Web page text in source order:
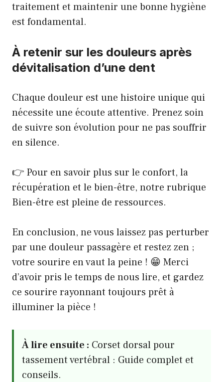
traitement et maintenir une bonne hygiène
est fondamental.
À retenir sur les douleurs après
dévitalisation d’une dent
Chaque douleur est une histoire unique qui
nécessite une écoute attentive. Prenez soin
de suivre son évolution pour ne pas souffrir
en silence.
👉 Pour en savoir plus sur le confort, la
récupération et le bien-être, notre rubrique
Bien-être est pleine de ressources.
En conclusion, ne vous laissez pas perturber
par une douleur passagère et restez zen ;
votre sourire en vaut la peine ! 😁 Merci
d’avoir pris le temps de nous lire, et gardez
ce sourire rayonnant toujours prêt à
illuminer la pièce !
À lire ensuite : Corset dorsal pour
tassement vertébral : Guide complet et
conseils.